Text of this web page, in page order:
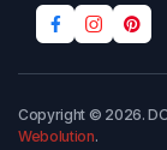
Copyright © 2026.
Webolution.